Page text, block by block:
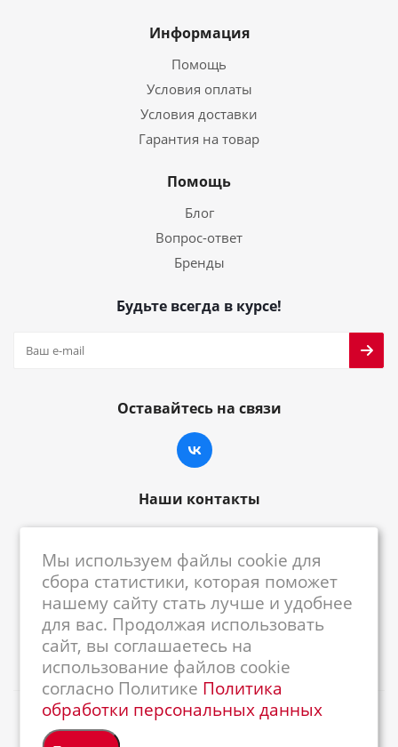
Информация
Помощь
Условия оплаты
Условия доставки
Гарантия на товар
Помощь
Блог
Вопрос-ответ
Бренды
Будьте всегда в курсе!
Оставайтесь на связи
Наши контакты
centrkkm@centrkkm.ru
185005, г. Петрозаводск, ул. Промышленная,
1/26
2026 © Республиканский Центр ККМ
Мы используем файлы cookie для
сбора статистики, которая поможет
нашему сайту стать лучше и удобнее
для вас. Продолжая использовать
сайт, вы соглашаетесь на
использование файлов cookie
согласно Политике Политика
обработки персональных данных